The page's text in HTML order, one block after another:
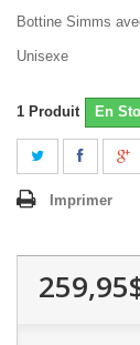
Bottine Simms
Unisexe
1 Produit En
Imprimer